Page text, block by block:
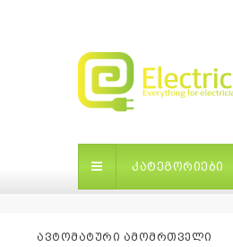
ᲙᲐᲢᲔᲒᲝᲠᲘᲔᲑᲘ
ᲐᲕᲢᲝᲛᲐᲢᲣᲠᲘ ᲐᲛᲝᲛᲠᲗᲕᲔᲚᲘ